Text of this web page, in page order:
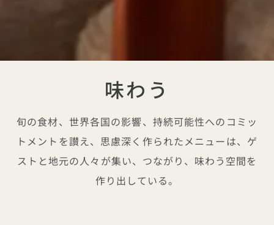
味わう
旬の食材、世界各国の影響、持続可能性へのコミッ
トメントを讃え、思慮深く作られたメニューは、ゲ
ストと地元の人々が集い、つながり、味わう空間を
作り出している。